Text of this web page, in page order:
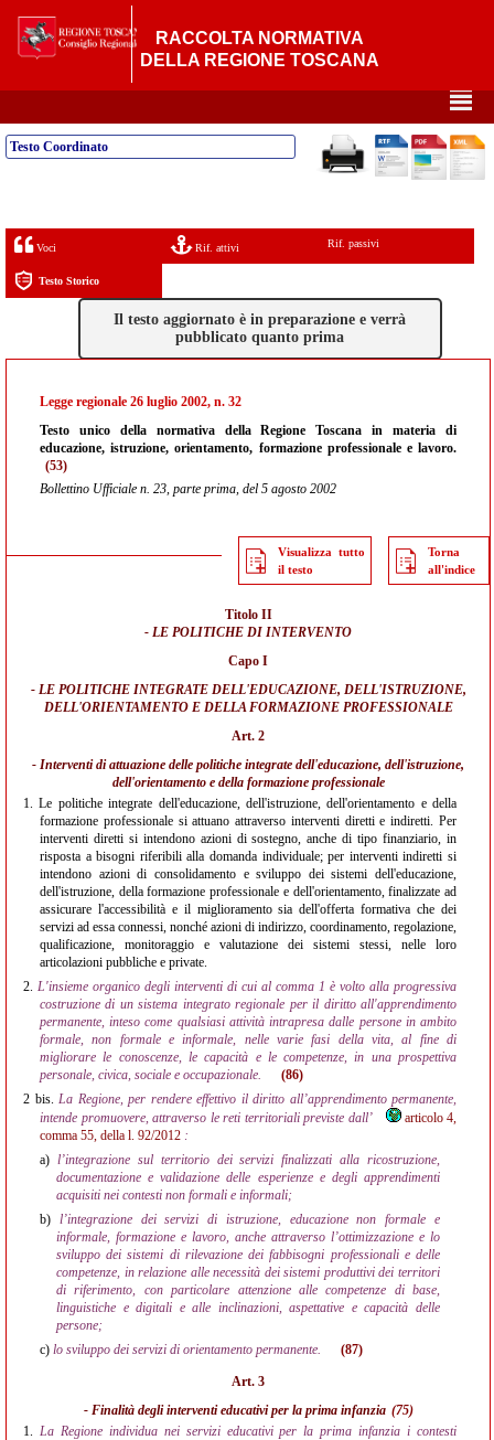
RACCOLTA NORMATIVA
DELLA REGIONE TOSCANA
²
Testo Coordinato
Voci Rif. attivi Rif. passivi
Testo Storico
Il testo aggiornato è in preparazione e verrà
pubblicato quanto prima
Legge regionale 26 luglio 2002, n. 32
Testo unico della normativa della Regione Toscana in materia di
educazione, istruzione, orientamento, formazione professionale e lavoro.
(53)
Bollettino Ufficiale n. 23, parte prima, del 5 agosto 2002
Visualizza tutto
il testo
Torna
all'indice
Titolo II
- LE POLITICHE DI INTERVENTO
Capo I
- LE POLITICHE INTEGRATE DELL'EDUCAZIONE, DELL'ISTRUZIONE,
DELL'ORIENTAMENTO E DELLA FORMAZIONE PROFESSIONALE
Art. 2
- Interventi di attuazione delle politiche integrate dell'educazione, dell'istruzione,
dell'orientamento e della formazione professionale
1.Le politiche integrate dell'educazione, dell'istruzione, dell'orientamento e della
formazione professionale si attuano attraverso interventi diretti e indiretti. Per
interventi diretti si intendono azioni di sostegno, anche di tipo finanziario, in
risposta a bisogni riferibili alla domanda individuale; per interventi indiretti si
intendono azioni di consolidamento e sviluppo dei sistemi dell'educazione,
dell'istruzione, della formazione professionale e dell'orientamento, finalizzate ad
assicurare l'accessibilità e il miglioramento sia dell'offerta formativa che dei
servizi ad essa connessi, nonché azioni di indirizzo, coordinamento, regolazione,
qualificazione, monitoraggio e valutazione dei sistemi stessi, nelle loro
articolazioni pubbliche e private.
2. L'insieme organico degli interventi di cui al comma 1 è volto alla progressiva
costruzione di un sistema integrato regionale per il diritto all'apprendimento
permanente, inteso come qualsiasi attività intrapresa dalle persone in ambito
formale, non formale e informale, nelle varie fasi della vita, al fine di
migliorare le conoscenze, le capacità e le competenze, in una prospettiva
personale, civica, sociale e occupazionale.
(86)
2 bis. La Regione, per rendere effettivo il diritto all’apprendimento permanente,
intende promuovere, attraverso le reti territoriali previste dall’
articolo 4,
comma 55, della l. 92/2012 :
a) l’integrazione sul territorio dei servizi finalizzati alla ricostruzione,
documentazione e validazione delle esperienze e degli apprendimenti
acquisiti nei contesti non formali e informali;
b) l’integrazione dei servizi di istruzione, educazione non formale e
informale, formazione e lavoro, anche attraverso l’ottimizzazione e lo
sviluppo dei sistemi di rilevazione dei fabbisogni professionali e delle
competenze, in relazione alle necessità dei sistemi produttivi dei territori
di riferimento, con particolare attenzione alle competenze di base,
linguistiche e digitali e alle inclinazioni, aspettative e capacità delle
persone;
c) lo sviluppo dei servizi di orientamento permanente. (87)
Art. 3
- Finalità degli interventi educativi per la prima infanzia (75)
1. La Regione individua nei servizi educativi per la prima infanzia i contesti